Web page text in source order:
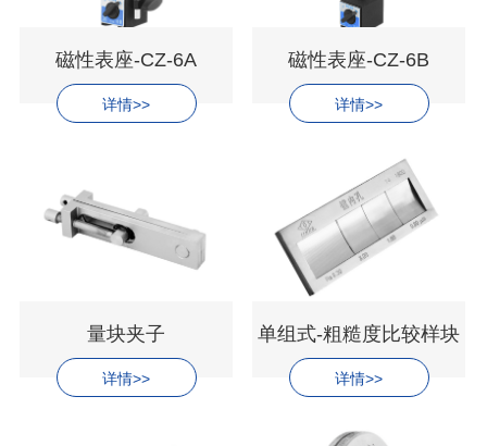
磁性表座-CZ-6A
详情>>
磁性表座-CZ-6B
详情>>
量块夹子
详情>>
单组式-粗糙度比较样块
详情>>